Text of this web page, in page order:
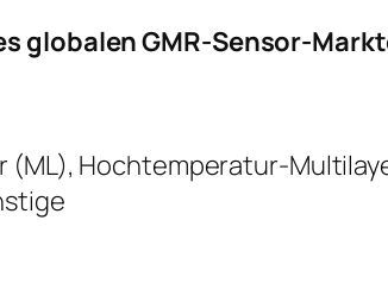
globalen GMR-Sensor-
(ML), Hochtemperatur-